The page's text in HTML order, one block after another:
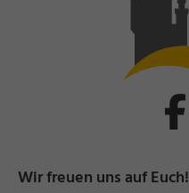
Wir freuen uns auf Euch!